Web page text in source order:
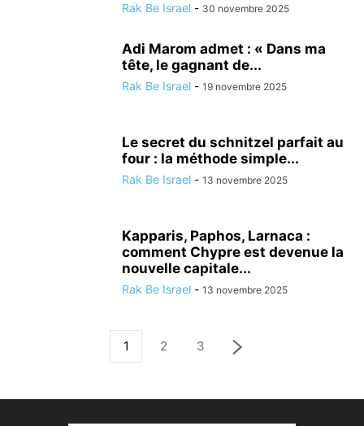
Rak Be Israel - 30 novembre 2025
Adi Marom admet : « Dans ma
tête, le gagnant de...
Rak Be Israel - 19 novembre 2025
Le secret du schnitzel parfait au
four : la méthode simple...
Rak Be Israel - 13 novembre 2025
Kapparis, Paphos, Larnaca :
comment Chypre est devenue la
nouvelle capitale...
Rak Be Israel - 13 novembre 2025
1 2 3